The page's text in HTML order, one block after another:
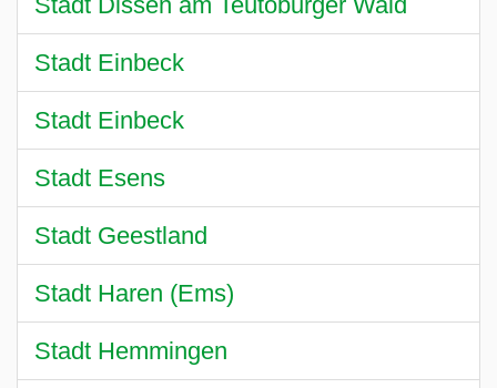
Stadt Einbeck
Stadt Einbeck
Stadt Esens
Stadt Geestland
Stadt Haren (Ems)
Stadt Hemmingen